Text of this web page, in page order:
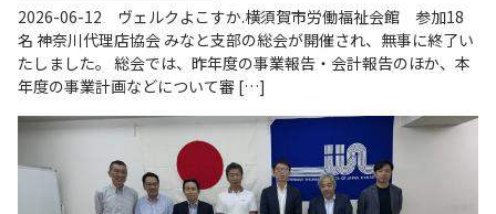
2026-06-12 ヴェルクよこすか.横須賀市労働福祉会館 参加18
名 神奈川代理店協会 みなと支部の総会が開催され、無事に終了い
たしました。 総会では、昨年度の事業報告・会計報告のほか、本
年度の事業計画などについて審 […]